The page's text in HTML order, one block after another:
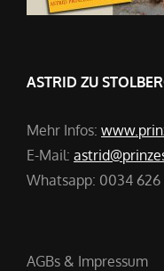
ASTRID ZU
Mehr Infos:
E-Mail:
Whatsapp: 0034 626
AGBs & Impressum